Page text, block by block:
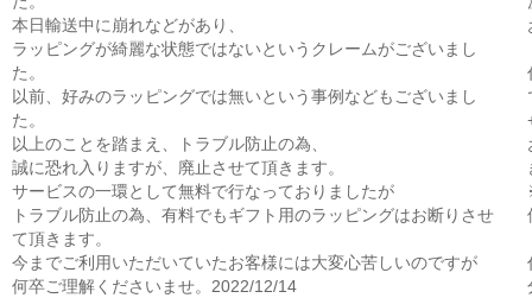
本日輸送中に崩れなどがあり、
ラッピングが綺麗な状態ではないというクレームがございまし
た。
以前、好みのラッピングでは無いという事例などもございまし
た。
以上のことを踏まえ、トラブル防止の為、
誠に恐れ入りますが、廃止させて頂きます。
サービスの一環として無料で行なっておりましたが
トラブル防止の為、有料でもギフト用のラッピングはお断りさせ
て頂きます。
今までご利用いただいていたお客様には大変心苦しいのですが
何卒ご理解くださいませ。2022/12/14